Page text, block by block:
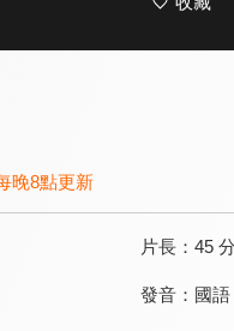
晚8點更新
片長： 45
發音： 國語